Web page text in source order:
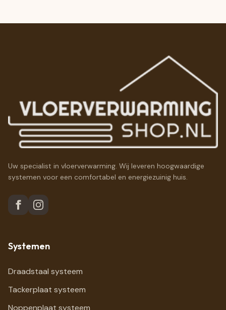
Uw specialist in vloerverwarming. Wij leveren hoogwaardige
systemen voor een comfortabel en energiezuinig huis.
Systemen
Draadstaal systeem
Tackerplaat systeem
Noppenplaat systeem